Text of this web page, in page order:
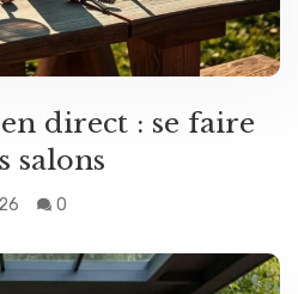
direct : se faire
salons
0